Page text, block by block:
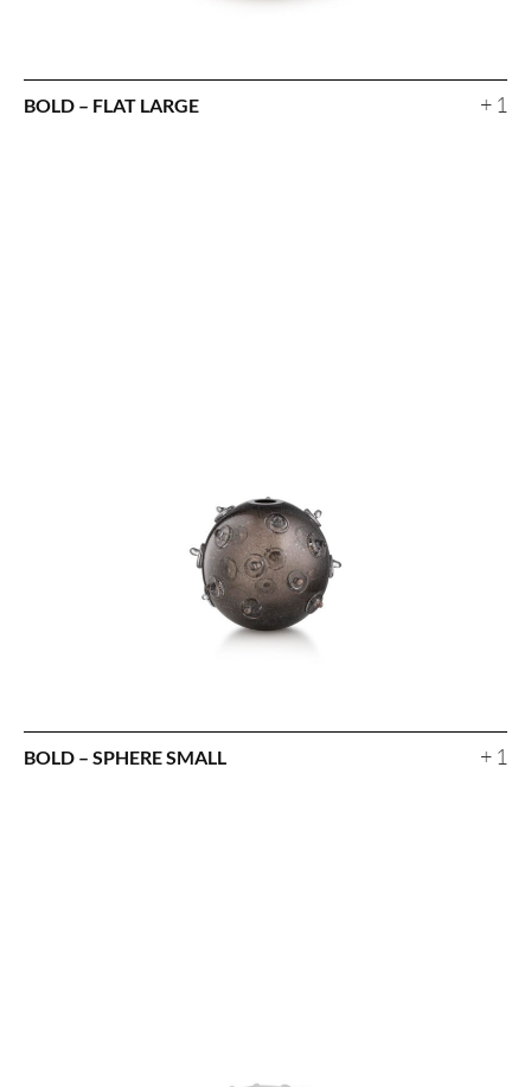
BOLD – FLAT LARGE + 1
BOLD – SPHERE SMALL + 1